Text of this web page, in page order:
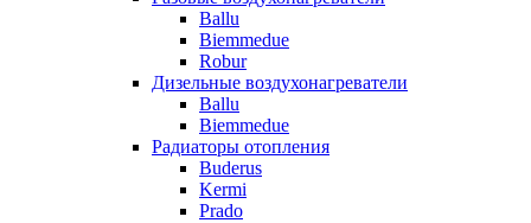
Ballu
Biemmedue
Robur
Дизельные воздухонагреватели
Ballu
Biemmedue
Радиаторы отопления
Buderus
Kermi
Prado